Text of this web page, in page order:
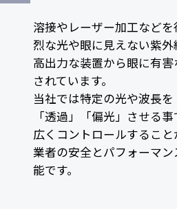
溶接やレーザー加工など
烈な光や眼に見えない紫外
高出力な装置から眼に有
されています。
当社では特定の光や波長を
「透過」「偏光」させる
広くコントロールするこ
業者の安全とパフォーマ
能です。